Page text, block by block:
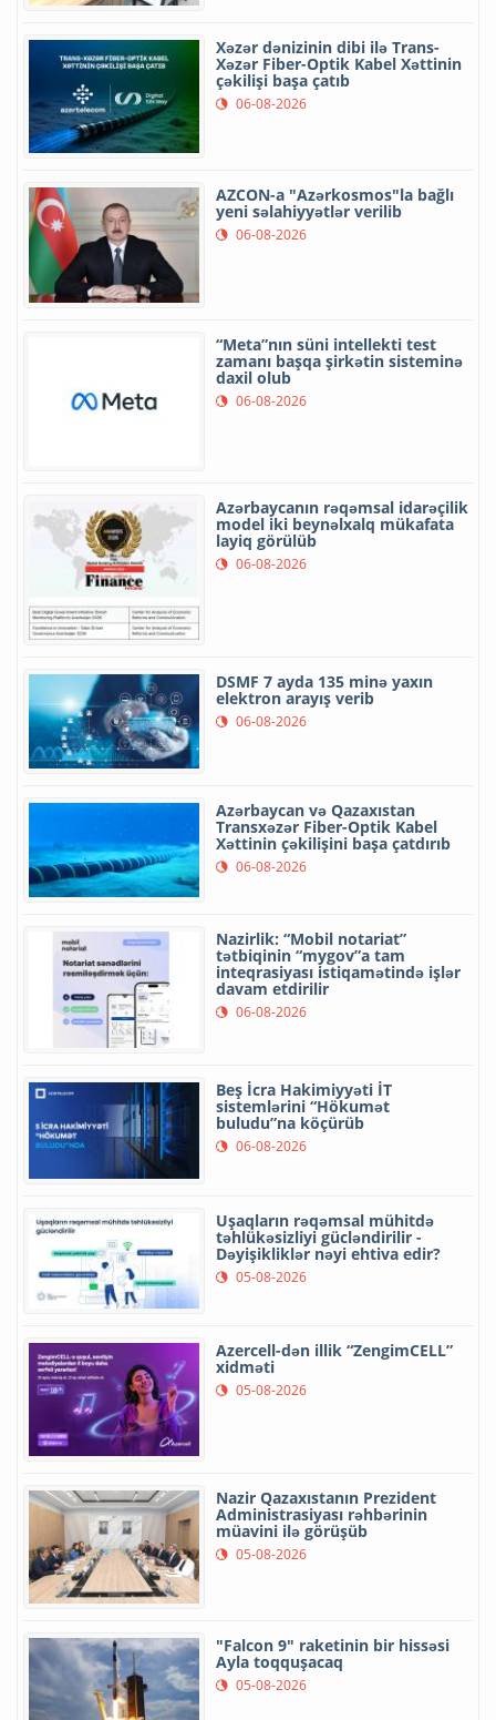
Xəzər dənizinin dibi ilə Trans-
Xəzər Fiber-Optik Kabel Xəttinin
çəkilişi başa çatıb
06-08-2026
AZCON-a "Azərkosmos"la bağlı
yeni səlahiyyətlər verilib
06-08-2026
“Meta”nın süni intellekti test
zamanı başqa şirkətin sisteminə
daxil olub
06-08-2026
Azərbaycanın rəqəmsal idarəçilik
model iki beynəlxalq mükafata
layiq görülüb
06-08-2026
DSMF 7 ayda 135 minə yaxın
elektron arayış verib
06-08-2026
Azərbaycan və Qazaxıstan
Transxəzər Fiber-Optik Kabel
Xəttinin çəkilişini başa çatdırıb
06-08-2026
Nazirlik: “Mobil notariat”
tətbiqinin “mygov”a tam
inteqrasiyası istiqamətində işlər
davam etdirilir
06-08-2026
Beş İcra Hakimiyyəti İT
sistemlərini “Hökumət
buludu”na köçürüb
06-08-2026
Uşaqların rəqəmsal mühitdə
təhlükəsizliyi gücləndirilir -
Dəyişikliklər nəyi ehtiva edir?
05-08-2026
Azercell-dən illik “ZengimCELL”
xidməti
05-08-2026
Nazir Qazaxıstanın Prezident
Administrasiyası rəhbərinin
müavini ilə görüşüb
05-08-2026
"Falcon 9" raketinin bir hissəsi
Ayla toqquşacaq
05-08-2026